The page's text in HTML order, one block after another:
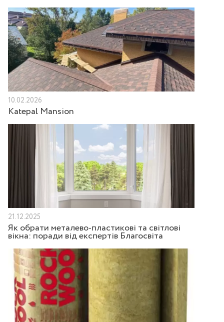
10.02.2026
Katepal Mansion
21.12.2025
Як обрати металево-пластикові та світлові
вікна: поради від експертів Благосвіта